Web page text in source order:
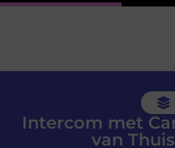
Intercom met
van